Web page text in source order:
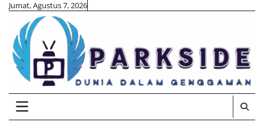
Skip
content
Jumat, Agustus 7, 2026